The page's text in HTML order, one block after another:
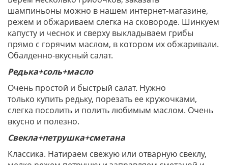
шампиньоны можно в нашем интернет-магазине,
режем и обжариваем слегка на сковороде. Шинкуем
капусту и чеснок и сверху выкладываем грибы
прямо с горячим маслом, в котором их обжаривали.
Обалденно-вкусный салат.
Редька+соль+масло
Очень простой и быстрый салат. Нужно
только купить редьку, порезать ее кружочками,
слегка посолить и полить любимым маслом. Очень
вкусно и полезно.
Свекла+петрушка+сметана
Классика. Натираем свежую или отварную свеклу,